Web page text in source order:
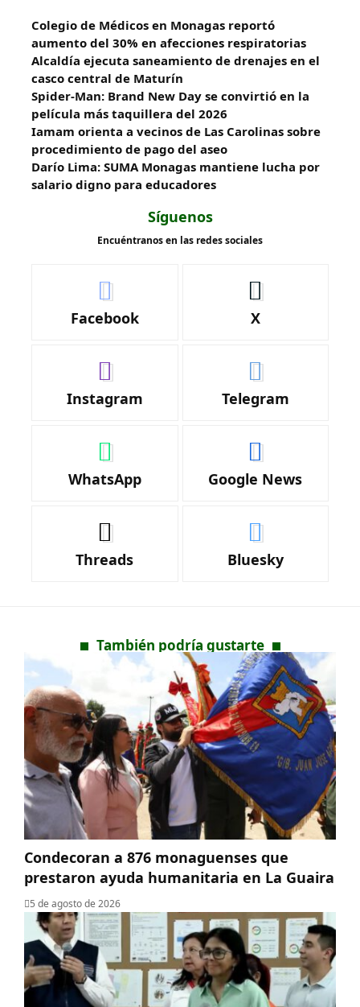
Colegio de Médicos en Monagas reportó
aumento del 30% en afecciones respiratorias
Alcaldía ejecuta saneamiento de drenajes en el
casco central de Maturín
Spider-Man: Brand New Day se convirtió en la
película más taquillera del 2026
Iamam orienta a vecinos de Las Carolinas sobre
procedimiento de pago del aseo
Darío Lima: SUMA Monagas mantiene lucha por
salario digno para educadores
Síguenos
Encuéntranos en las redes sociales
Facebook X
Instagram Telegram
WhatsApp Google News
Threads Bluesky
También podría gustarte
Condecoran a 876 monaguenses que
prestaron ayuda humanitaria en La Guaira
5 de agosto de 2026